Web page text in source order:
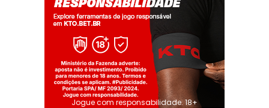
Jogue com responsabilidade. 18+